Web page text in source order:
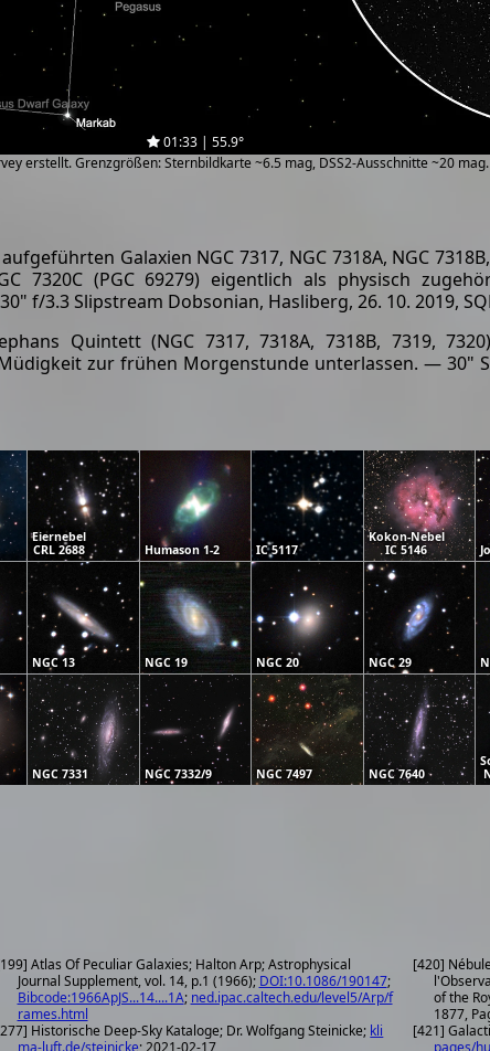
01:33 | 55.9°
erstellt. Grenzgrößen: Sternbildkarte ~6.5 mag, DSS2-Ausschnitte ~20
Galaxien NGC 7317, NGC 7318A, NGC
7320C (PGC 69279) eigentlich als physisch
f/3.3 Slipstream Dobsonian, Hasliberg, 26. 10. 2019,
Quintett (NGC 7317, 7318A, 7318B, 7319,
zur frühen Morgenstunde unterlassen. — 30"
Eiernebel
CRL 2688
Humason 1-2 IC 5117
Kokon-Nebel
IC 5146
NGC 13 NGC 19 NGC 20 NGC 29
NGC 7331 NGC 7332/9 NGC 7497 NGC 7640
Atlas Of Peculiar Galaxies; Halton Arp; Astrophysical
Journal Supplement, vol. 14, p.1 (1966); DOI:10.1086/190147;
Bibcode:1966ApJS...14....1A; ned.ipac.caltech.edu/level5/Arp/f
rames.html
Historische Deep-Sky Kataloge; Dr. Wolfgang Steinicke; kli
ma-luft.de/steinicke; 2021-02-17
[420]
of the
1877,
[421]
pages/